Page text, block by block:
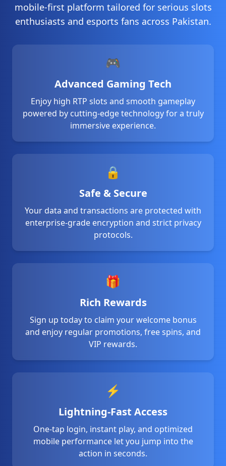
29/06/2026 احمدصد*** کو ریبیٹ ملا 3,600 PKR 🔄
29/06/2026 احمدش*** نے جیک پاٹ جیتا 725,000 PKR 🚀
29/06/2026 احمدع*** نے جیتے 33,000 PKR 🔥
29/06/2026 احمدمسع*** نے جیتے 64,000 PKR 🔥
29/06/2026 احمدصدیقی*** نے جیتے 39,000 PKR 🔥
29/06/2026 احمدرض*** نے جیتے 104,000 PKR 💰
29/06/2026 احمداص*** کو ریبیٹ ملا 700 PKR 🎊
29/06/2026 احمدان*** کو بونس ملا 2,200 PKR ✨
29/06/2026 احمدنواز*** کو ریبیٹ ملا 1,800 PKR 🎊
29/06/2026 احمدرضا*** کو ریبیٹ ملا 2,900 PKR 🔄
29/06/2026 خا*** کو ریبیٹ ملا 3,300 PKR 🔄
29/06/2026 خان*** کی رقم نکلوانا کامیاب رہا 10,000 PKR 💸
29/06/2026 احمدانصا*** نے جیک پاٹ جیتا 145,000 PKR 💥
29/06/2026 احمدنوازع*** کو بونس ملا 1,600 PKR 🎉
29/06/2026 احمدجٹع*** کو ریبیٹ ملا 3,300 PKR 💵
29/06/2026 احمدچو*** کو ریبیٹ ملا 3,200 PKR 💵
29/06/2026 احمدرضاع*** کو بونس ملا 3,300 PKR ✨
29/06/2026 احمدقری*** نے جیک پاٹ جیتا 955,000 PKR 🎰
mobile-first platform tailored for serious slots
enthusiasts and esports fans across Pakistan.
🎮
Advanced Gaming Tech
Enjoy high RTP slots and smooth gameplay
powered by cutting-edge technology for a truly
immersive experience.
🔒
Safe & Secure
Your data and transactions are protected with
enterprise-grade encryption and strict privacy
protocols.
🎁
Rich Rewards
Sign up today to claim your welcome bonus
and enjoy regular promotions, free spins, and
VIP rewards.
⚡
Lightning-Fast Access
One-tap login, instant play, and optimized
mobile performance let you jump into the
action in seconds.